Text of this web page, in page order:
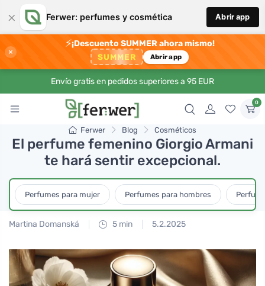
× Ferwer: perfumes y cosmética Abrir app
×
⚡¡Descuento SUMMER ahora mismo!
SUMMER Abrir app
Envío gratis en pedidos superiores a 95 EUR
0
Ferwer Blog Cosméticos
El perfume femenino Giorgio Armani
te hará sentir excepcional.
Perfumes para mujer Perfumes para hombres
Martina Domanská 5 min 5.2.2025